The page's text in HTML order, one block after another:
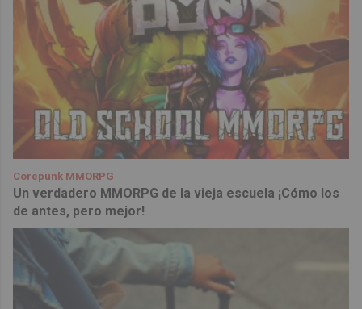
Corepunk MMORPG
Un verdadero MMORPG de la vieja escuela ¡Cómo los
de antes, pero mejor!